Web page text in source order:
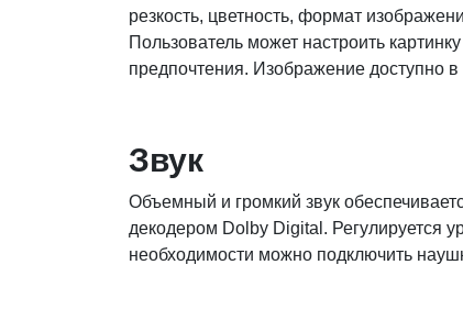
резкость, цветность, формат
Пользователь может настроить
предпочтения. Изображение доступно
Звук
Объемный и громкий звук
декодером Dolby Digital. Регулируется
необходимости можно подключить